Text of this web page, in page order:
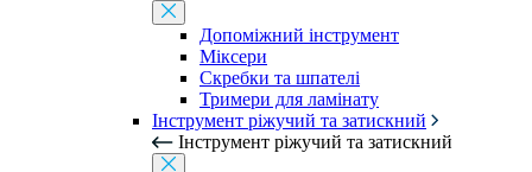
Допоміжний інструмент
Міксери
Скребки та шпателі
Тримери для ламінату
Інструмент ріжучий та затискний
Інструмент ріжучий та затискний